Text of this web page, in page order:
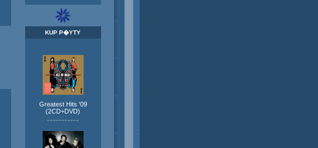
KUP P�YTY
Greatest Hits '09
(2CD+DVD)
-----------